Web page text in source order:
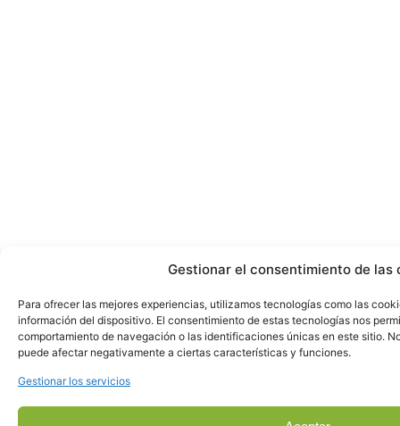
Gestionar el consentimiento de las
Para ofrecer las mejores experiencias, utilizamos tecnologías como las
información del dispositivo. El consentimiento de estas tecnologías nos
comportamiento de navegación o las identificaciones únicas en este sitio.
puede afectar negativamente a ciertas características y funciones.
Gestionar los servicios